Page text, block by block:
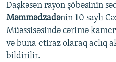
Auto 240p
720p
Daşkəsən rayon şöbəsinin
Məmmədzadənin 10 saylı
Müəssisəsində cərimə
və buna etiraz olaraq aclıq
bildirilir.